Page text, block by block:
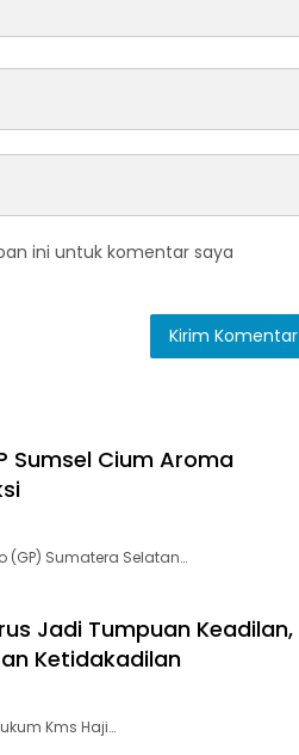
ini untuk komentar saya
Sumsel Cium Aroma
(GP) Sumatera Selatan…
Jadi Tumpuan Keadilan,
Ketidakadilan
Kms Haji…